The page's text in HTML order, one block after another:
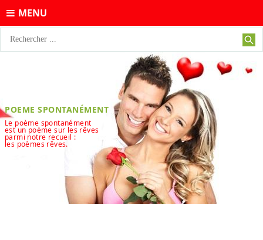
MENU
POEME SPONTANÉMENT
Le poème spontanément
est un poème sur les rêves
parmi notre recueil :
les poèmes rêves.